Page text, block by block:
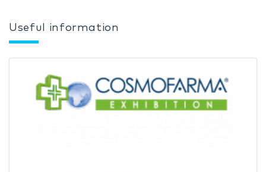
Useful information